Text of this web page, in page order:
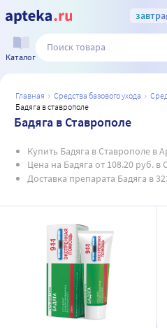
завтра
Каталог
главная средства базового ухода
бадяга в ставрополе
Бадяга в Ставрополе
Купить Бадяга в Ставрополе в
Цена на Бадяга от 108.20 руб. в
Доставка препарата Бадяга в